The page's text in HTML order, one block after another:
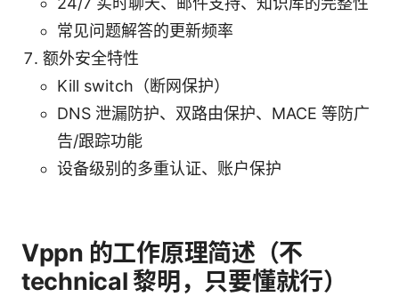
常见问题解答的更新频率
额外安全特性
Kill switch（断网保护）
DNS 泄漏防护、双路由保护、MACE 等防广
告/跟踪功能
设备级别的多重认证、账户保护
Vppn 的工作原理简述（不
technical 黎明，只要懂就行）